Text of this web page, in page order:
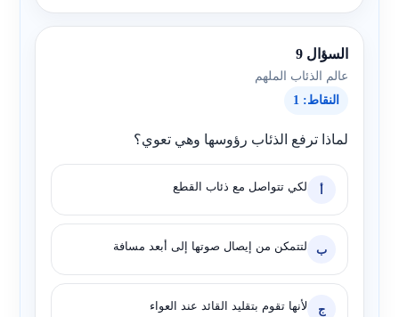
السؤال 9
عالم الذئاب الملهم
النقاط: 1
لماذا ترفع الذئاب رؤوسها وهي تعوي؟
أ لكي تتواصل مع ذئاب القطع
ب لتتمكن من إيصال صوتها إلى أبعد مسافة
ج لأنها تقوم بتقليد القائد عند العواء